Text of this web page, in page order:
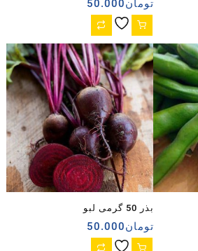
تومان50.000
بذر 50 گرمی لبو
تومان50.000